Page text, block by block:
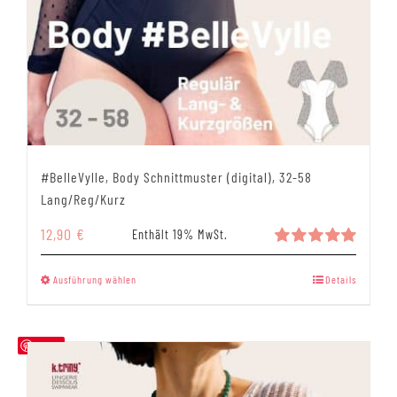
#BelleVylle, Body Schnittmuster (digital), 32-58
Lang/Reg/Kurz
Bewertet
5.00
12,90 € Enthält 19% MwSt.
Ausführung wählen
mehrere
Varianten
auf.
Details
Save